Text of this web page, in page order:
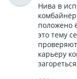
Нива в
положено
это тему
карьеру